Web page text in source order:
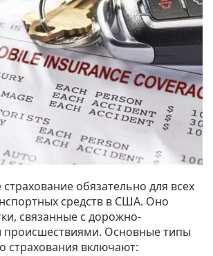
обязательно для всех
средств в США. Оно
связанные с дорожно-
происшествиями. Основные типы
страхования включают: